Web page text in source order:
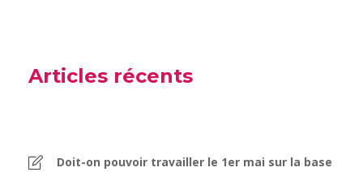
Articles récents
Doit-on pouvoir travailler le 1er mai sur la base